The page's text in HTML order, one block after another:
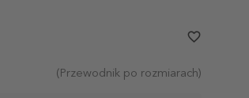
(Przewodnik po rozmiarach)
favorite_border